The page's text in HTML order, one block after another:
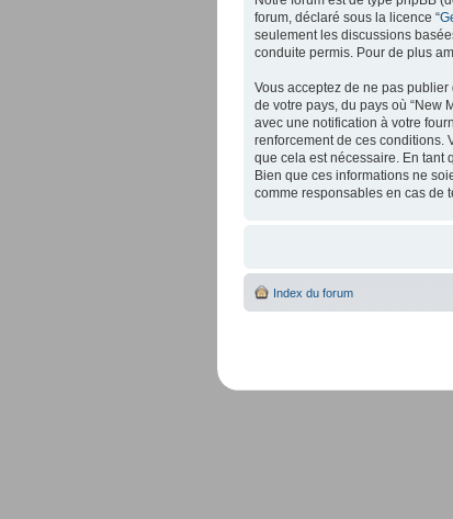
forum, déclaré sous la licence “
seulement les discussions
conduite permis. Pour de plus
Vous acceptez de ne pas
de votre pays, du pays où “New
avec une notification à votre
renforcement de ces conditions.
que cela est nécessaire. En tant
Bien que ces informations ne
comme responsables en cas de
Index du forum